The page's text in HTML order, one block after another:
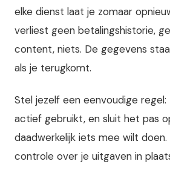
elke dienst laat je zomaar
verliest geen betalingshistorie,
content, niets. De gegevens
als je terugkomt.
Stel jezelf een eenvoudige
actief gebruikt, en sluit het pas
daadwerkelijk iets mee wilt
controle over je uitgaven in